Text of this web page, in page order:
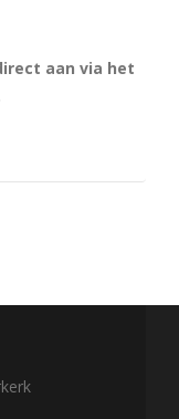
aan via het